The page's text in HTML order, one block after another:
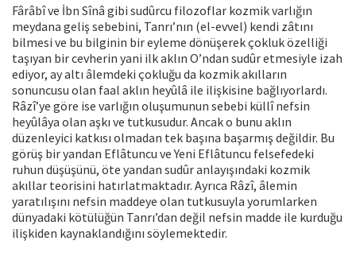
Fârâbî ve İbn Sînâ gibi sudûrcu filozoflar kozmik varlığın
meydana geliş sebebini, Tanrı’nın (el-evvel) kendi zâtını
bilmesi ve bu bilginin bir eyleme dönüşerek çokluk özelliği
taşıyan bir cevherin yani ilk aklın O’ndan sudûr etmesiyle izah
ediyor, ay altı âlemdeki çokluğu da kozmik akılların
sonuncusu olan faal aklın heyûlâ ile ilişkisine bağlıyorlardı.
Râzî’ye göre ise varlığın oluşumunun sebebi küllî nefsin
heyûlâya olan aşkı ve tutkusudur. Ancak o bunu aklın
düzenleyici katkısı olmadan tek başına başarmış değildir. Bu
görüş bir yandan Eflâtuncu ve Yeni Eflâtuncu felsefedeki
ruhun düşüşünü, öte yandan sudûr anlayışındaki kozmik
akıllar teorisini hatırlatmaktadır. Ayrıca Râzî, âlemin
yaratılışını nefsin maddeye olan tutkusuyla yorumlarken
dünyadaki kötülüğün Tanrı’dan değil nefsin madde ile kurduğu
ilişkiden kaynaklandığını söylemektedir.